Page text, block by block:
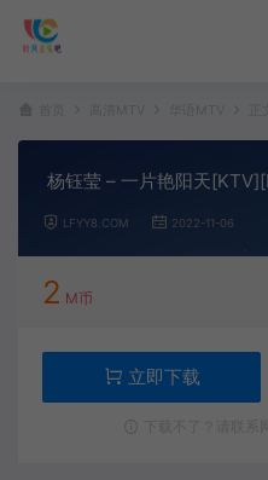
杨钰莹 – 一片艳阳天
LFYY8.COM 2022-11-06
2 M币
立即下载